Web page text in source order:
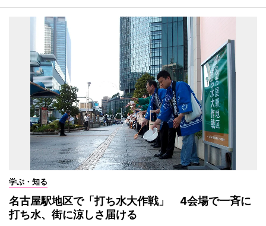
学ぶ・知る
名古屋駅地区で「打ち水大作戦」 4会場で一斉に
打ち水、街に涼しさ届ける